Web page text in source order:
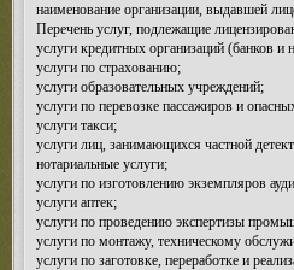
наименование организации, выдавшей
Перечень услуг, подлежащие
услуги кредитных организаций (банков
услуги по страхованию;
услуги образовательных учреждений;
услуги по перевозке пассажиров и
услуги такси;
услуги лиц, занимающихся частной
нотариальные услуги;
услуги по изготовлению экземпляров
услуги аптек;
услуги по проведению экспертизы
услуги по монтажу, техническому
услуги по заготовке, переработке и